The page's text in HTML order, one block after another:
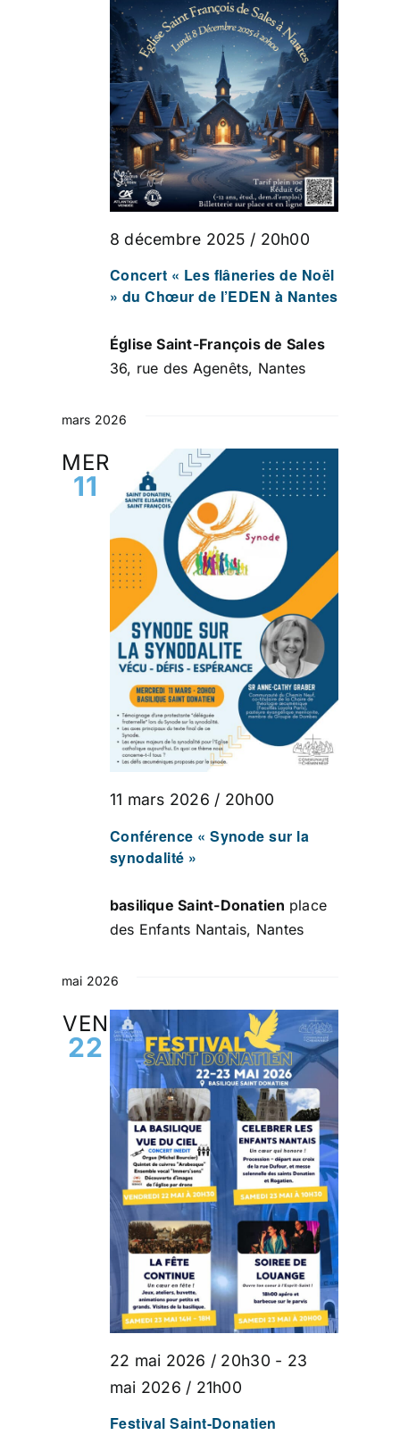
Concert « Les flâneries de Noël
» du Chœur de l’EDEN à Nantes
8 décembre 2025 / 20h00
Église Saint-François de Sales
36, rue des Agenêts, Nantes
mars 2026
MER
11
Conférence « Synode sur la
synodalité »
11 mars 2026 / 20h00
basilique Saint-Donatien place
des Enfants Nantais, Nantes
mai 2026
VEN
22
Festival Saint-Donatien
22 mai 2026 / 20h30 - 23
mai 2026 / 21h00